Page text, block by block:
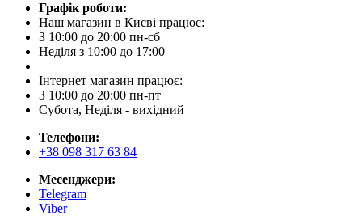
Графік роботи:
Наш магазин в Києві працює:
З 10:00 до 20:00 пн-сб
Неділя з 10:00 до 17:00
Інтернет магазин працює:
З 10:00 до 20:00 пн-пт
Субота, Неділя - вихідний
Телефони:
+38 098 317 63 84
Месенджери:
Telegram
Viber